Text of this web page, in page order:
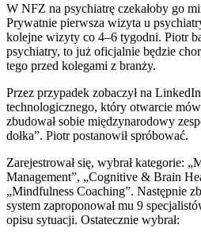
W NFZ na psychiatrę czekałoby go
Prywatnie pierwsza wizyta u
kolejne wizyty co 4–6 tygodni. Piotr
psychiatry, to już oficjalnie będzie
tego przed kolegami z branży.
Przez przypadek zobaczył na
technologicznego, który otwarcie
zbudował sobie międzynarodowy
dołka”. Piotr postanowił spróbować.
Zarejestrował się, wybrał kategorie:
Management”, „Cognitive & Brain
„Mindfulness Coaching”. Następnie
system zaproponował mu 9
opisu sytuacji. Ostatecznie wybrał: